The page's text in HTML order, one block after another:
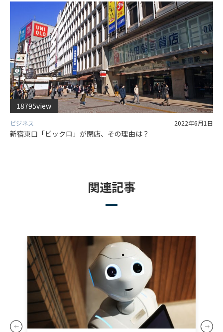
18795view
ビジネス 2022年6月1日
新宿東口「ビックロ」が閉店、その理由は？
関連記事